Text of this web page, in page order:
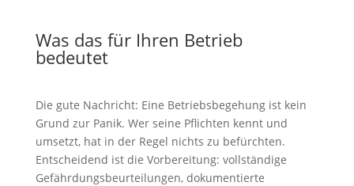
Was das für Ihren Betrieb
bedeutet
Die gute Nachricht: Eine Betriebsbegehung ist kein
Grund zur Panik. Wer seine Pflichten kennt und
umsetzt, hat in der Regel nichts zu befürchten.
Entscheidend ist die Vorbereitung: vollständige
Gefährdungsbeurteilungen, dokumentierte